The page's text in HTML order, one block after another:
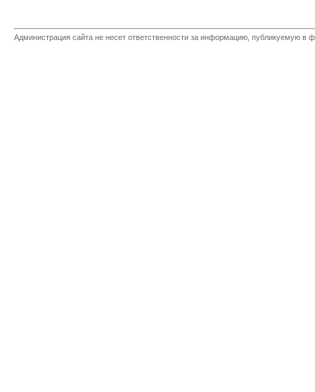
Администрация сайта не несет ответственности за информацию, публикуемую